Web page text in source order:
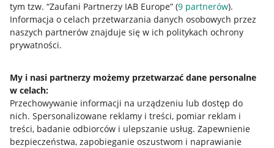
tym tzw. “Zaufani Partnerzy IAB Europe” (9 partnerów).
Informacja o celach przetwarzania danych osobowych przez
naszych partnerów znajduje się w ich politykach ochrony
prywatności.
My i nasi partnerzy możemy przetwarzać dane personalne
w celach:
Przechowywanie informacji na urządzeniu lub dostęp do
nich. Spersonalizowane reklamy i treści, pomiar reklam i
treści, badanie odbiorców i ulepszanie usług. Zapewnienie
bezpieczeństwa, zapobieganie oszustwom i naprawianie
Przydatne informacje
Jak to działa
Allegro Gadane dla sprzedających
Allegro Gadane dla kupujących
Mapa miejscowości